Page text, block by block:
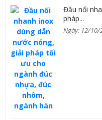
Đầu nối
pháp...
Ngày: 12/10/